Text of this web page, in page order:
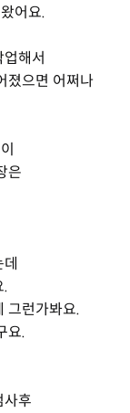
어요.
해서
졌으면 어쩌나
은
.
그런가봐요.
요.
사후